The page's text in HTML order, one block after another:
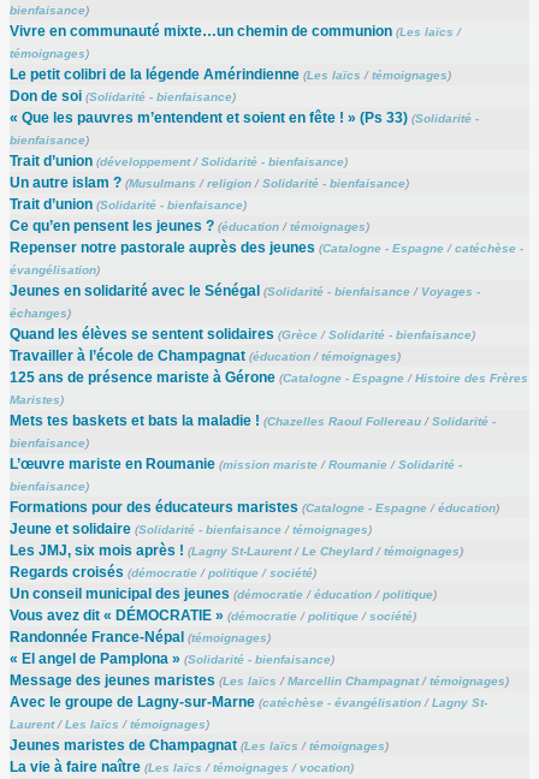
bienfaisance)
Vivre en communauté mixte…un chemin de communion (Les laïcs /
témoignages)
Le petit colibri de la légende Amérindienne (Les laïcs /témoignages)
Don de soi (Solidarité - bienfaisance)
« Que les pauvres m’entendent et soient en fête ! » (Ps 33) (Solidarité -
bienfaisance)
Trait d’union (développement/Solidarité - bienfaisance)
Un autre islam ? (Musulmans /religion/Solidarité - bienfaisance)
Trait d’union (Solidarité - bienfaisance)
Ce qu’en pensent les jeunes ? (éducation/témoignages)
Repenser notre pastorale auprès des jeunes (Catalogne - Espagne/catéchèse -
évangélisation)
Jeunes en solidarité avec le Sénégal (Solidarité - bienfaisance/ Voyages -
échanges)
Quand les élèves se sentent solidaires (Grèce/Solidarité - bienfaisance)
Travailler à l’école de Champagnat (éducation/témoignages)
125 ans de présence mariste à Gérone (Catalogne - Espagne/Histoire des Frères
Maristes)
Mets tes baskets et bats la maladie ! (Chazelles Raoul Follereau/Solidarité -
bienfaisance)
L’œuvre mariste en Roumanie (mission mariste/Roumanie/Solidarité -
bienfaisance)
Formations pour des éducateurs maristes (Catalogne - Espagne/éducation)
Jeune et solidaire (Solidarité - bienfaisance/témoignages)
Les JMJ, six mois après ! (Lagny St-Laurent/Le Cheylard/témoignages)
Regards croisés (démocratie/politique/société)
Un conseil municipal des jeunes (démocratie/éducation/politique)
Vous avez dit « DÉMOCRATIE » (démocratie/politique/société)
Randonnée France-Népal (témoignages)
« El angel de Pamplona » (Solidarité - bienfaisance)
Message des jeunes maristes (Les laïcs /Marcellin Champagnat/témoignages)
Avec le groupe de Lagny-sur-Marne (catéchèse - évangélisation/Lagny St-
Laurent/Les laïcs /témoignages)
Jeunes maristes de Champagnat (Les laïcs /témoignages)
La vie à faire naître (Les laïcs /témoignages /vocation)